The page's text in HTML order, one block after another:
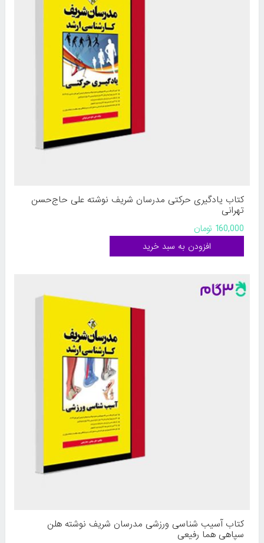
کتاب یادگیری حرکتی مدرسان شریف نوشته علی حاج‌حسن
تهرانی
160,000 تومان
کتاب آسیب شناسی ورزشی مدرسان شریف نوشته هلن
سپاهی هما رفیعی